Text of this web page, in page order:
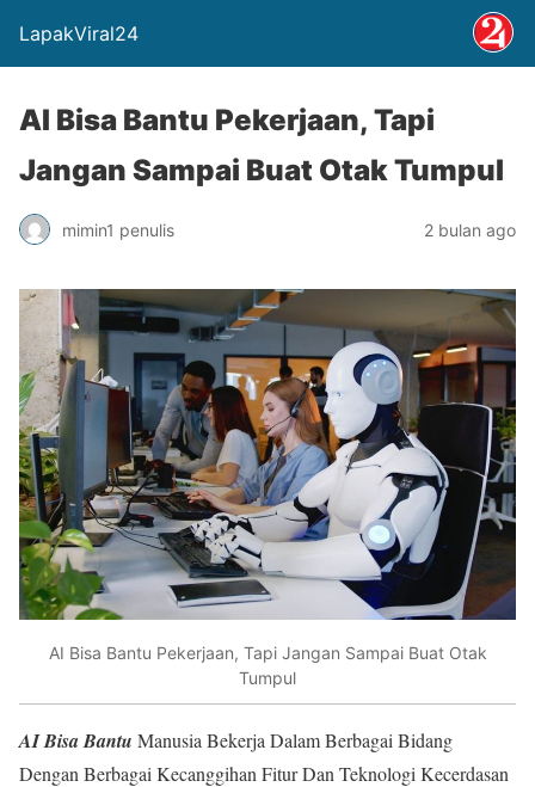
LapakViral24
AI Bisa Bantu Pekerjaan, Tapi
Jangan Sampai Buat Otak Tumpul
mimin1 penulis 2 bulan ago
AI Bisa Bantu Pekerjaan, Tapi Jangan Sampai Buat Otak
Tumpul
AI Bisa Bantu Manusia Bekerja Dalam Berbagai Bidang
Dengan Berbagai Kecanggihan Fitur Dan Teknologi Kecerdasan